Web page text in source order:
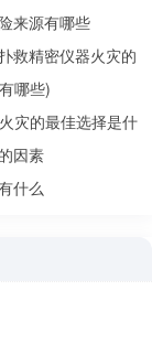
瓶颈刻有标线，
般为0---25 m L.
，分为酸式、碱
橡皮管，再接一
不能装与橡胶发
滴定管尖嘴部分
（1）用途：称取
衡螺母使天平平
，应在天平的两
来源有哪些
救精密仪器火灾的
哪些)
灾的最佳选择是什
因素
什么